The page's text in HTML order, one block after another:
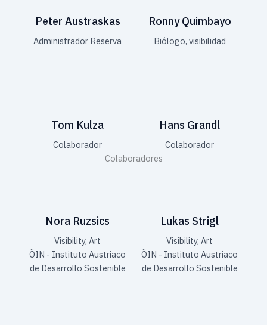
Peter Austraskas
Administrador Reserva
Ronny Quimbayo
Biólogo, visibilidad
Tom Kulza
Colaborador
Hans Grandl
Colaborador
Colaboradores
Nora Ruzsics
Visibility, Art
ÖIN - Instituto Austriaco
de Desarrollo Sostenible
Lukas Strigl
Visibility, Art
ÖIN - Instituto Austriaco
de Desarrollo Sostenible